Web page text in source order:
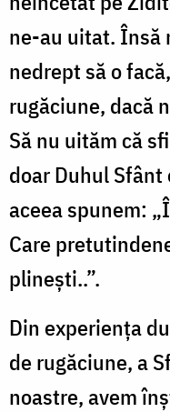
ne-au uitat. Însă
nedrept să o
rugăciune, dacă
Să nu uităm că
doar Duhul
aceea spunem:
Care
plineşti..”.
Din experienţa
de rugăciune, a
noastre, avem